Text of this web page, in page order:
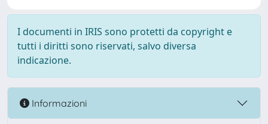
I documenti in IRIS sono protetti da copyright e
tutti i diritti sono riservati, salvo diversa
indicazione.
Informazioni